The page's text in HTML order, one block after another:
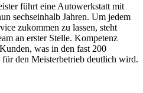
führt eine Autowerkstatt mit
sechseinhalb Jahren. Um jedem
zukommen zu lassen, steht
an erster Stelle. Kompetenz
was in den fast 200
den Meisterbetrieb deutlich wird.